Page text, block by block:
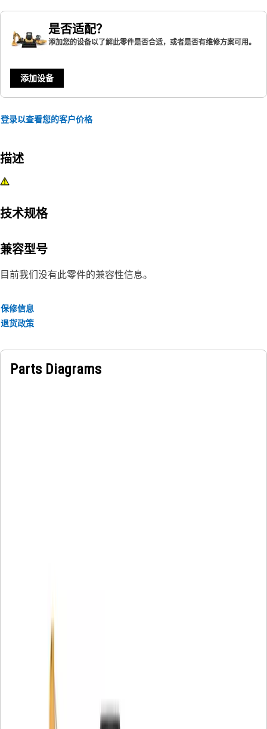
是否适配？
添加您的设备以了解此零件是否合适，或者是否有维修方案可用。
添加设备
登录以查看您的客户价格
描述
技术规格
兼容型号
目前我们没有此零件的兼容性信息。
保修信息
退货政策
Parts Diagrams